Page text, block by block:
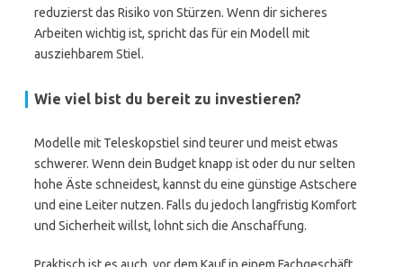
reduzierst das Risiko von Stürzen. Wenn dir sicheres
Arbeiten wichtig ist, spricht das für ein Modell mit
ausziehbarem Stiel.
Wie viel bist du bereit zu investieren?
Modelle mit Teleskopstiel sind teurer und meist etwas
schwerer. Wenn dein Budget knapp ist oder du nur selten
hohe Äste schneidest, kannst du eine günstige Astschere
und eine Leiter nutzen. Falls du jedoch langfristig Komfort
und Sicherheit willst, lohnt sich die Anschaffung.